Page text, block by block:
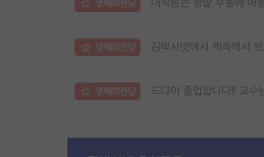
명예의전당
명예의전당 김박사넷에서 계속해서
명예의전당 드디어 졸업합니다!! 교수